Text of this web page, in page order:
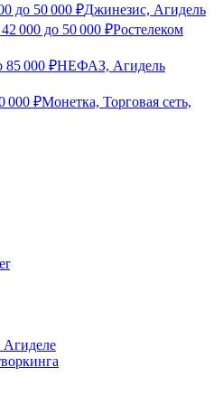
до 50 000 ₽Джинезис, Агидель
42 000 до 50 000 ₽Ростелеком
85 000 ₽НЕФАЗ, Агидель
000 ₽Монетка, Торговая сеть,
Агиделе